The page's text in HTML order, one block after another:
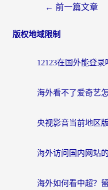
导
← 前一篇文章
版权地域限制